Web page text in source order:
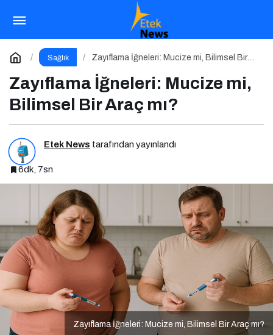
Sağlık
Zayıflama İğneleri: Mucize mi, Bilimsel Bir
Zayıflama İğneleri: Mucize mi,
Bilimsel Bir Araç mı?
Etek News tarafından yayınlandı
6dk, 7sn
Zayıflama İğneleri: Mucize mi, Bilimsel Bir Araç mı?
Postbiyotikler: Probiyotiklerin Yeni
Jenerasyonu mu?
Yorum Yap